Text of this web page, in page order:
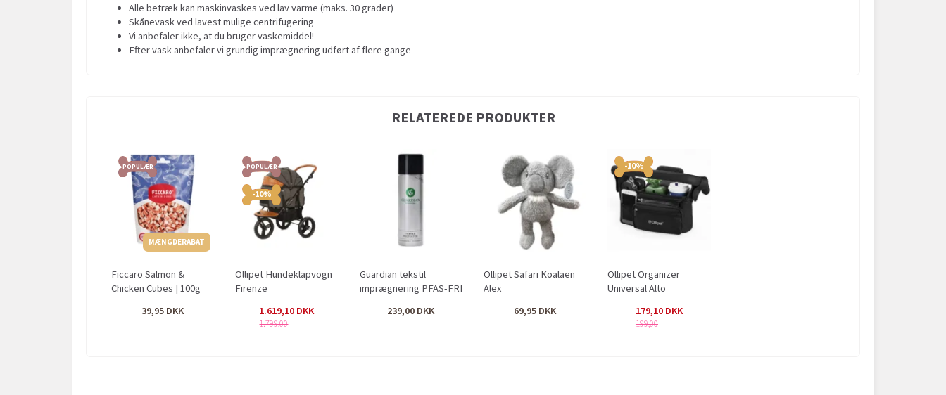
Alle betræk kan maskinvaskes ved lav varme (maks. 30 grader)
Skånevask ved lavest mulige centrifugering
Vi anbefaler ikke, at du bruger vaskemiddel!
Efter vask anbefaler vi grundig imprægnering udført af flere gange
RELATEREDE PRODUKTER
POPULÆR
MÆNGDERABAT
Ficcaro Salmon &
Chicken Cubes | 100g
39,95
POPULÆR
-10%
Ollipet Hundeklapvogn
Firenze
1.619,10
1.799,00
Guardian tekstil
imprægnering PFAS-FRI
239,00
Ollipet Safari Koalaen
Alex
69,95
-10%
Ollipet Organizer
Universal Alto
179,10
199,00